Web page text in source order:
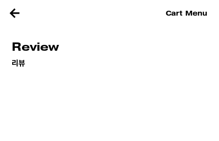
Review
리뷰
Cart Menu